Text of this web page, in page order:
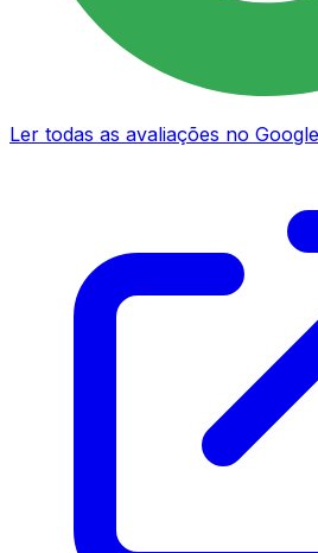
Ler todas as avaliações no Google